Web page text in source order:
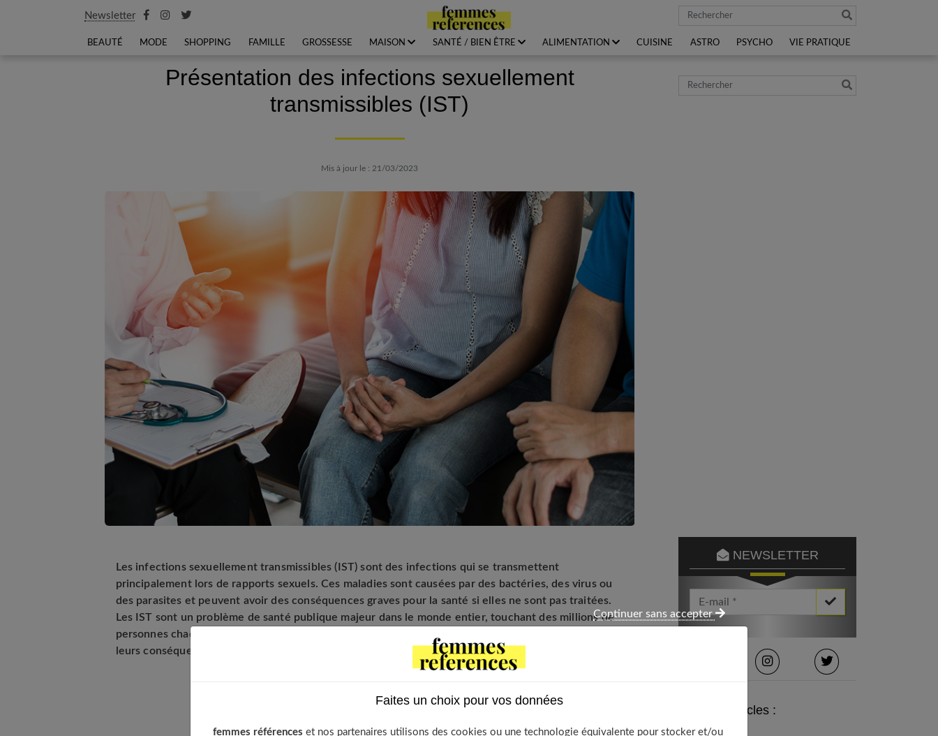
Newsletter Rechercher
BEAUTÉ MODE SHOPPING FAMILLE GROSSESSE MAISON SANTÉ / BIEN ÊTRE ALIMENTATION CUISINE ASTRO PSYCHO VIE PRATIQUE
Présentation des infections sexuellement
transmissibles (IST)
Mis à jour le : 21/03/2023
Les infections sexuellement transmissibles (IST) sont des infections qui se transmettent
principalement lors de rapports sexuels. Ces maladies sont causées par des bactéries, des virus ou
des parasites et peuvent avoir des conséquences graves pour la santé si elles ne sont pas traitées.
Les IST sont un problème de santé publique majeur dans le monde entier, touchant des millions de
personnes chaque année. Dans cet article, nous explorerons les différentes IST, leurs symptômes,
leurs conséquences et les moyens de prévention.
Rechercher
NEWSLETTER
Votre Email *
Derniers articles :
Faites un choix pour vos données
femmes références et nos partenaires utilisons des cookies ou une technologie équivalente pour stocker et/ou
Continuer sans accepter